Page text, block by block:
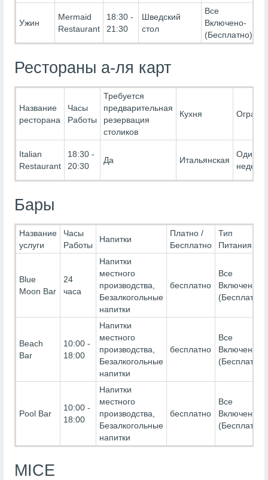
Ужин
Mermaid
Restaurant
18:30 -
21:30
Шведский
стол
Все
Включено-
(Бесплатно)
Рестораны а-ля карт
Название
ресторана
Часы
Работы
Требуется
предварительная
резервация
столиков
Кухня
Italian
Restaurant
18:30 -
20:30
Да Итальянская
Один
неделю
Бары
Название
услуги
Часы
Работы
Напитки
Платно /
Бесплатно
Тип
Питания
Blue
Moon Bar
24
часа
Напитки
местного
производства,
Безалкогольные
напитки
бесплатно
Все
Включено-
(Бесплатно)
Beach
Bar
10:00 -
18:00
Напитки
местного
производства,
Безалкогольные
напитки
бесплатно
Все
Включено-
(Бесплатно)
Pool Bar
10:00 -
18:00
Напитки
местного
производства,
Безалкогольные
напитки
бесплатно
Все
Включено-
(Бесплатно)
MICE